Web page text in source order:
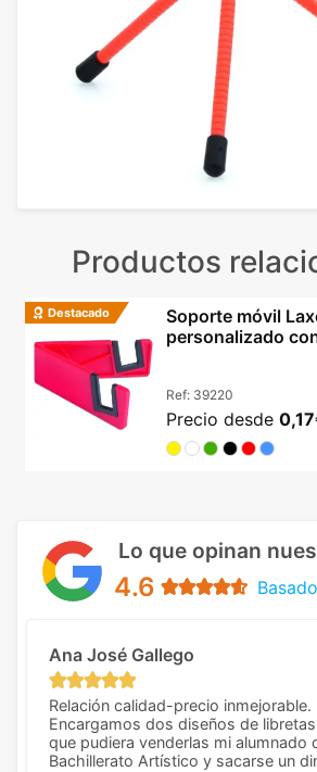
Productos
Destacado
Soporte móvil
personalizado
Ref: 39220
Precio desde 0,17
Lo que opinan
4.6
Ana José Gallego
Relación calidad-precio inmejorable.
Encargamos dos diseños de
que pudiera venderlas mi alumnado
Bachillerato Artístico y sacarse un